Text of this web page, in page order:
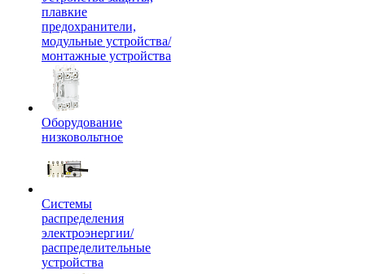
плавкие
предохранители,
модульные устройства/
монтажные устройства
Оборудование
низковольтное
Системы
распределения
электроэнергии/
распределительные
устройства